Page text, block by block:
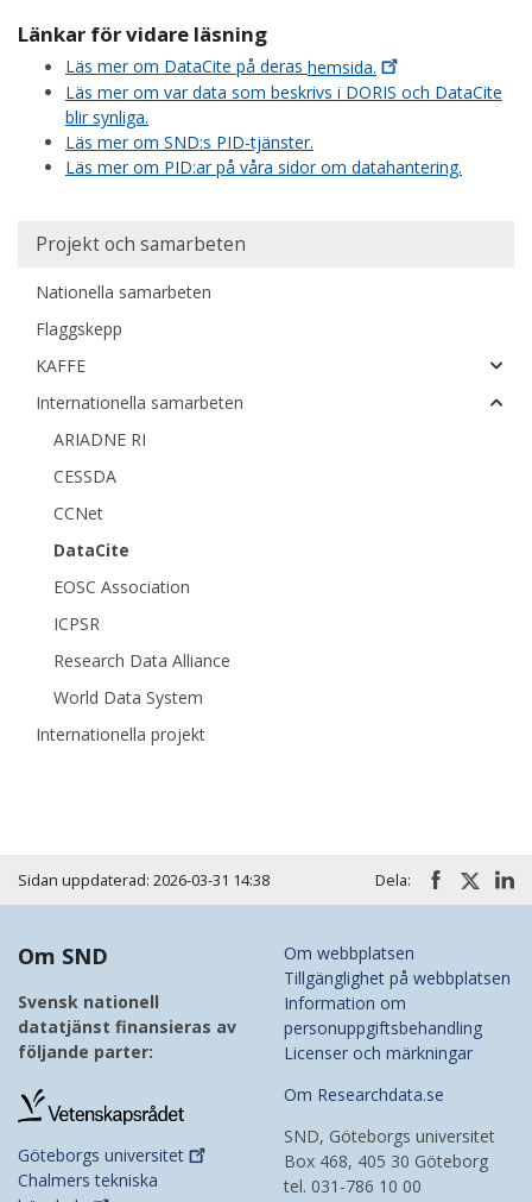
Länkar för vidare läsning
Läs mer om DataCite på deras hemsida.
Läs mer om var data som beskrivs i DORIS och DataCite
blir synliga.
Läs mer om SND:s PID-tjänster.
Läs mer om PID:ar på våra sidor om datahantering.
Huvudmeny
Projekt och samarbeten
Nationella samarbeten
Flaggskepp
KAFFE
Internationella samarbeten
ARIADNE RI
CESSDA
CCNet
DataCite
EOSC Association
ICPSR
Research Data Alliance
World Data System
Internationella projekt
Sidan uppdaterad: 2026-03-31 14:38 Dela:
Om SND
Svensk nationell
datatjänst finansieras av
följande parter:
Göteborgs universitet
Chalmers tekniska
Om webbplatsen
Tillgänglighet på webbplatsen
Information om
personuppgiftsbehandling
Licenser och märkningar
Om Researchdata.se
SND, Göteborgs universitet
Box 468, 405 30 Göteborg
tel. 031-786 10 00